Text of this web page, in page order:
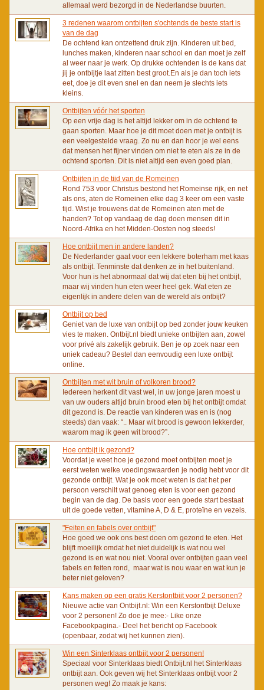
allemaal werd bezorgd in de Nederlandse buurten.
3 redenen waarom ontbijten s'ochtends de beste start is
van de dag
De ochtend kan ontzettend druk zijn. Kinderen uit bed,
lunches maken, kinderen naar school en dan moet je zelf
al weer naar je werk. Op drukke ochtenden is de kans dat
jij je ontbijtje laat zitten best groot.En als je dan toch iets
eet, doe je dit even snel en dan neem je slechts iets
kleins.
Ontbijten vóór het sporten
Op een vrije dag is het altijd lekker om in de ochtend te
gaan sporten. Maar hoe je dit moet doen met je ontbijt is
een veelgestelde vraag. Zo nu en dan hoor je wel eens
dat mensen het fijner vinden om niet te eten als ze in de
ochtend sporten. Dit is niet altijd een even goed plan.
Ontbijten in de tijd van de Romeinen
Rond 753 voor Christus bestond het Romeinse rijk, en net
als ons, aten de Romeinen elke dag 3 keer om een vaste
tijd. Wist je trouwens dat de Romeinen aten met de
handen? Tot op vandaag de dag doen mensen dit in
Noord-Afrika en het Midden-Oosten nog steeds!
Hoe ontbijt men in andere landen?
De Nederlander gaat voor een lekkere boterham met kaas
als ontbijt. Tenminste dat denken ze in het buitenland.
Voor hun is het abnormaal dat wij dat eten bij het ontbijt,
maar wij vinden hun eten weer heel gek. Wat eten ze
eigenlijk in andere delen van de wereld als ontbijt?
Ontbijt op bed
Geniet van de luxe van ontbijt op bed zonder jouw keuken
vies te maken. Ontbijt.nl biedt unieke ontbijten aan, zowel
voor privé als zakelijk gebruik. Ben je op zoek naar een
uniek cadeau? Bestel dan eenvoudig een luxe ontbijt
online.
Ontbijten met wit bruin of volkoren brood?
Iedereen herkent dit vast wel, in uw jonge jaren moest u
van uw ouders altijd bruin brood eten bij het ontbijt omdat
dit gezond is. De reactie van kinderen was en is (nog
steeds) dan vaak: “.. Maar wit brood is gewoon lekkerder,
waarom mag ik geen wit brood?”.
Hoe ontbijt ik gezond?
Voordat je weet hoe je gezond moet ontbijten moet je
eerst weten welke voedingswaarden je nodig hebt voor dit
gezonde ontbijt. Wat je ook moet weten is dat het per
persoon verschilt wat genoeg eten is voor een gezond
begin van de dag. De basis voor een goede start bestaat
uit de goede vetten, vitamine A, D & E, proteïne en vezels.
"Feiten en fabels over ontbijt"
Hoe goed we ook ons best doen om gezond te eten. Het
blijft moeilijk omdat het niet duidelijk is wat nou wel
gezond is en wat nou niet. Vooral over ontbijten gaan veel
fabels en feiten rond, maar wat is nou waar en wat kun je
beter niet geloven?
Kans maken op een gratis Kerstontbijt voor 2 personen?
Nieuwe actie van Ontbijt.nl: Win een Kerstontbijt Deluxe
voor 2 personen! Zo doe je mee:- Like onze
Facebookpagina.- Deel het bericht op Facebook
(openbaar, zodat wij het kunnen zien).
Win een Sinterklaas ontbijt voor 2 personen!
Speciaal voor Sinterklaas biedt Ontbijt.nl het Sinterklaas
ontbijt aan. Ook geven wij het Sinterklaas ontbijt voor 2
personen weg! Zo maak je kans: